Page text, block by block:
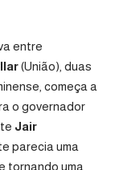
entre
(União), duas
começa a
o governador
Jair
parecia uma
tornando uma